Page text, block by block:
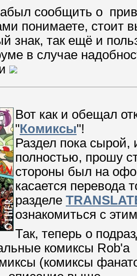
сообщить о
понимаете,
знак, так ещё и
в случае
Вот как и обещал
"Комиксы"!
Раздел пока
полностью, прошу
стороны был на
касается перевода
разделе
ознакомиться с
Так, теперь о
комиксы Rob'а
(комиксы